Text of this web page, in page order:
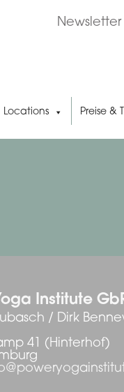
Newsletter
Locations Preise &
Institute
/ Dirk
41 (Hinterhof)